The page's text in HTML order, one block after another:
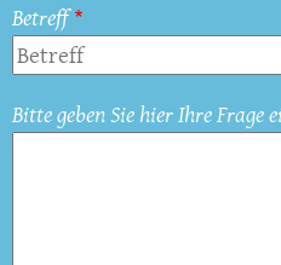
Betreff
Bitte geben Sie hier Ihre Frage